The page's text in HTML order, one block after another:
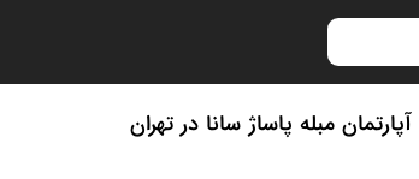
آپارتمان مبله پاساژ سانا در تهران